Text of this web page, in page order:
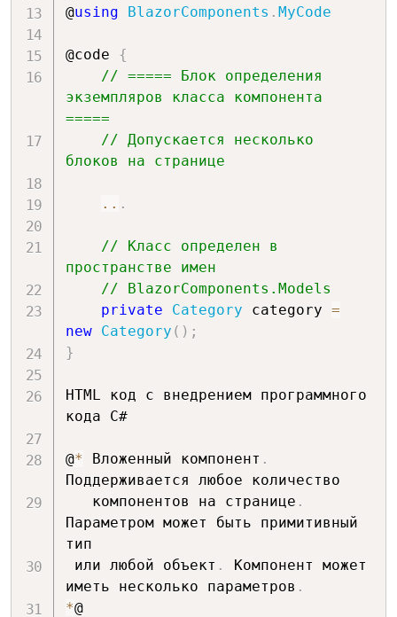
@using BlazorComponents . MyCode
@code {
// ===== Блок определения
экземпляров класса компонента
=====
// Допускается несколько
блоков на странице
.. .
// Класс определен в
пространстве имен
// BlazorComponents.Models
private
Category category =
new Category ( ) ;
}
HTML код с внедрением программного
кода C#
@* Вложенный компонент .
Поддерживается любое количество
   компонентов на странице
.
Параметром может быть примитивный
тип
или любой объект .
Компонент может
иметь несколько параметров .
*
@